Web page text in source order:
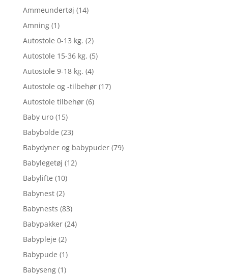
Ammeundertøj (14)
Amning (1)
Autostole 0-13 kg. (2)
Autostole 15-36 kg. (5)
Autostole 9-18 kg. (4)
Autostole og -tilbehør (17)
Autostole tilbehør (6)
Baby uro (15)
Babybolde (23)
Babydyner og babypuder (79)
Babylegetøj (12)
Babylifte (10)
Babynest (2)
Babynests (83)
Babypakker (24)
Babypleje (2)
Babypude (1)
Babyseng (1)